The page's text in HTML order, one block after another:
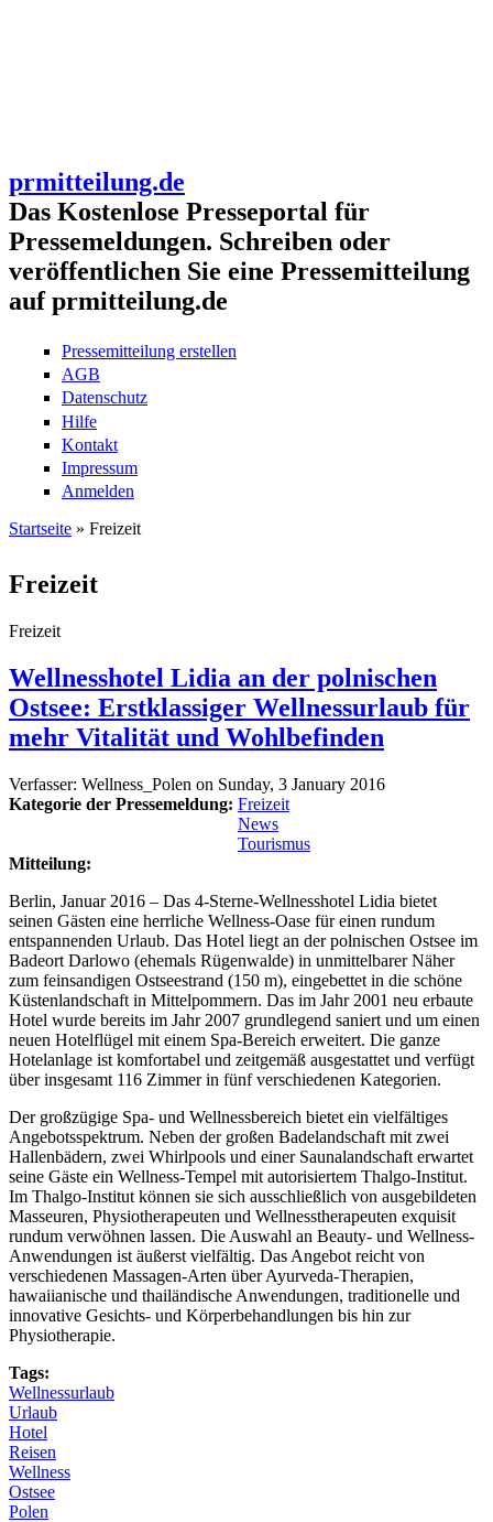
prmitteilung.de
Das Kostenlose Presseportal für
Pressemeldungen. Schreiben oder
veröffentlichen Sie eine Pressemitteilung
auf prmitteilung.de
Pressemitteilung erstellen
AGB
Datenschutz
Hilfe
Kontakt
Impressum
Anmelden
Startseite » Freizeit
Freizeit
Freizeit
Wellnesshotel Lidia an der polnischen
Ostsee: Erstklassiger Wellnessurlaub für
mehr Vitalität und Wohlbefinden
Verfasser: Wellness_Polen on Sunday, 3 January 2016
Kategorie der Pressemeldung: Freizeit
News
Tourismus
Mitteilung:
Berlin, Januar 2016 – Das 4-Sterne-Wellnesshotel Lidia bietet
seinen Gästen eine herrliche Wellness-Oase für einen rundum
entspannenden Urlaub. Das Hotel liegt an der polnischen Ostsee im
Badeort Darlowo (ehemals Rügenwalde) in unmittelbarer Näher
zum feinsandigen Ostseestrand (150 m), eingebettet in die schöne
Küstenlandschaft in Mittelpommern. Das im Jahr 2001 neu erbaute
Hotel wurde bereits im Jahr 2007 grundlegend saniert und um einen
neuen Hotelflügel mit einem Spa-Bereich erweitert. Die ganze
Hotelanlage ist komfortabel und zeitgemäß ausgestattet und verfügt
über insgesamt 116 Zimmer in fünf verschiedenen Kategorien.
Der großzügige Spa- und Wellnessbereich bietet ein vielfältiges
Angebotsspektrum. Neben der großen Badelandschaft mit zwei
Hallenbädern, zwei Whirlpools und einer Saunalandschaft erwartet
seine Gäste ein Wellness-Tempel mit autorisiertem Thalgo-Institut.
Im Thalgo-Institut können sie sich ausschließlich von ausgebildeten
Masseuren, Physiotherapeuten und Wellnesstherapeuten exquisit
rundum verwöhnen lassen. Die Auswahl an Beauty- und Wellness-
Anwendungen ist äußerst vielfältig. Das Angebot reicht von
verschiedenen Massagen-Arten über Ayurveda-Therapien,
hawaiianische und thailändische Anwendungen, traditionelle und
innovative Gesichts- und Körperbehandlungen bis hin zur
Physiotherapie.
Tags:
Wellnessurlaub
Urlaub
Hotel
Reisen
Wellness
Ostsee
Polen